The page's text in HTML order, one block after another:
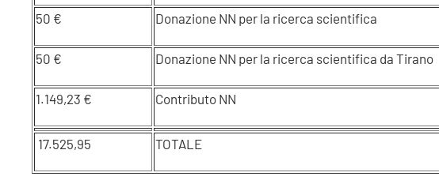
50 € Donazione NN per la ricerca scientifica
50 € Donazione NN per la ricerca scientifica da Tirano
1.149,23 € Contributo NN
17.525,95 TOTALE